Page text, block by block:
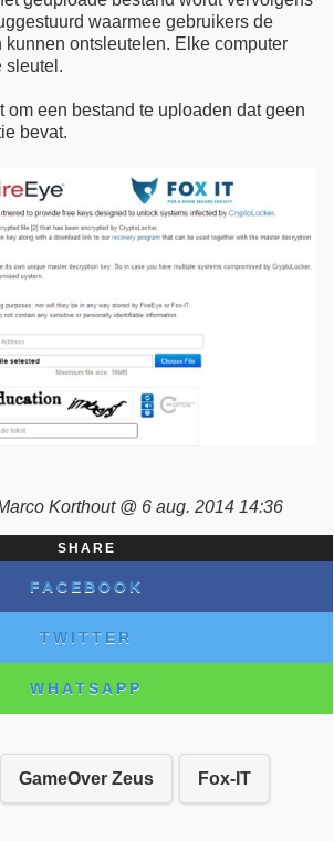
waarmee gebruikers de
kunnen ontsleutelen. Elke computer
sleutel.
om een bestand te uploaden dat geen
bevat.
Korthout @ 6 aug. 2014 14:36
SHARE
FACEBOOK
TWITTER
WHATSAPP
GameOver Zeus Fox-IT